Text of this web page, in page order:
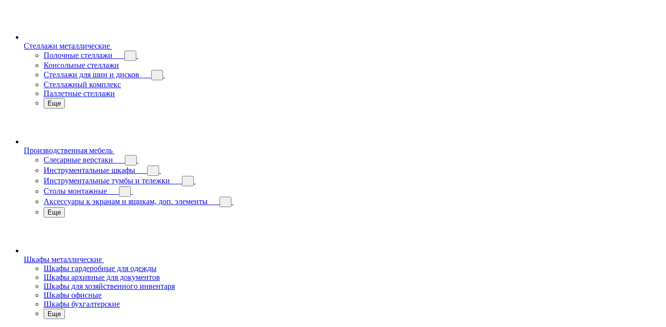
Стеллажи металлические
Полочные стеллажи
Консольные стеллажи
Стеллажи для шин и дисков
Стеллажный комплекс
Паллетные стеллажи
Еще
Производственная мебель
Слесарные верстаки
Инструментальные шкафы
Инструментальные тумбы и тележки
Столы монтажные
Аксессуары к экранам и ящикам, доп. элементы
Еще
Шкафы металлические
Шкафы гардеробные для одежды
Шкафы архивные для документов
Шкафы для хозяйственного инвентаря
Шкафы офисные
Шкафы бухгалтерские
Еще